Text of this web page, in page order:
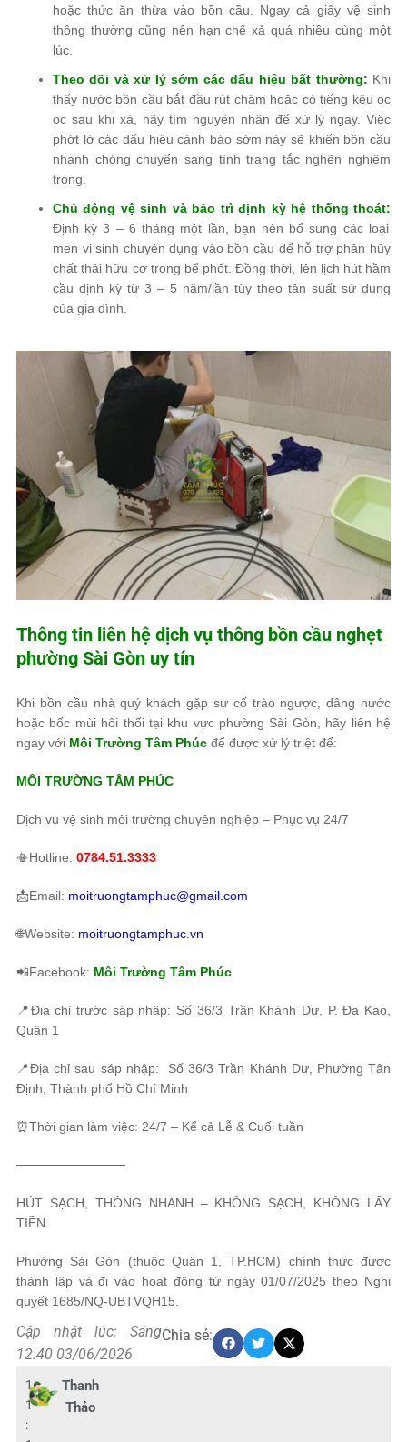
hoặc thức ăn thừa vào bồn cầu. Ngay cả giấy vệ sinh
thông thường cũng nên hạn chế xả quá nhiều cùng một
lúc.
Theo dõi và xử lý sớm các dấu hiệu bất thường: Khi
thấy nước bồn cầu bắt đầu rút chậm hoặc có tiếng kêu ọc
ọc sau khi xả, hãy tìm nguyên nhân để xử lý ngay. Việc
phớt lờ các dấu hiệu cảnh báo sớm này sẽ khiến bồn cầu
nhanh chóng chuyển sang tình trạng tắc nghẽn nghiêm
trọng.
Chủ động vệ sinh và bảo trì định kỳ hệ thống thoát:
Định kỳ 3 – 6 tháng một lần, bạn nên bổ sung các loại
men vi sinh chuyên dụng vào bồn cầu để hỗ trợ phân hủy
chất thải hữu cơ trong bể phốt. Đồng thời, lên lịch hút hầm
cầu định kỳ từ 3 – 5 năm/lần tùy theo tần suất sử dụng
của gia đình.
Thông tin liên hệ dịch vụ thông bồn cầu nghẹt
phường Sài Gòn uy tín
Khi bồn cầu nhà quý khách gặp sự cố trào ngược, dâng nước
hoặc bốc mùi hôi thối tại khu vực phường Sài Gòn, hãy liên hệ
ngay với Môi Trường Tâm Phúc để được xử lý triệt để:
MÔI TRƯỜNG TÂM PHÚC
Dịch vụ vệ sinh môi trường chuyên nghiệp – Phục vụ 24/7
📳Hotline: 0784.51.3333
📩Email: moitruongtamphuc@gmail.com
🌐Website: moitruongtamphuc.vn
📲Facebook: Môi Trường Tâm Phúc
📍Địa chỉ trước sáp nhập: Số 36/3 Trần Khánh Dư, P. Đa Kao,
Quận 1
📍Địa chỉ sau sáp nhập: Số 36/3 Trần Khánh Dư, Phường Tân
Định, Thành phố Hồ Chí Minh
⏰Thời gian làm việc: 24/7 – Kể cả Lễ & Cuối tuần
────────────
HÚT SẠCH, THÔNG NHANH – KHÔNG SẠCH, KHÔNG LẤY
TIỀN
Phường Sài Gòn (thuộc Quận 1, TP.HCM) chính thức được
thành lập và đi vào hoạt động từ ngày 01/07/2025 theo Nghị
quyết 1685/NQ-UBTVQH15.
Cập nhật lúc: Sáng
12:40 03/06/2026
Chia sẻ:
Thanh
Thảo
1
1
: